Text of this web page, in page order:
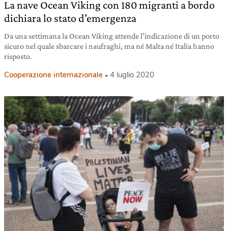
La nave Ocean Viking con 180 migranti a bordo
dichiara lo stato d’emergenza
Da una settimana la Ocean Viking attende l’indicazione di un porto
sicuro nel quale sbarcare i naufraghi, ma né Malta né Italia hanno
risposto.
Cooperazione internazionale 4 luglio 2020